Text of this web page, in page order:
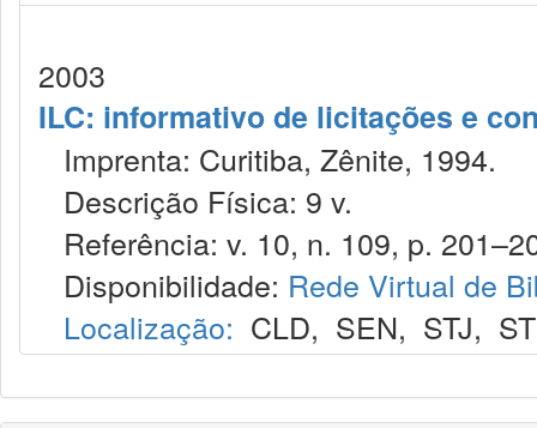
2003
ILC: informativo de licitações e
Imprenta: Curitiba, Zênite, 1994.
Descrição Física: 9 v.
Referência: v. 10, n. 109, p.
Disponibilidade: Rede Virtual de
Localização: CLD, SEN, STJ,